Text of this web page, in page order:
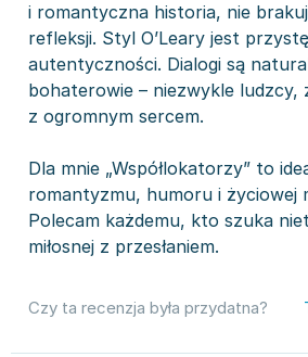
i romantyczna historia, nie
refleksji. Styl O’Leary jest
autentyczności. Dialogi są
bohaterowie – niezwykle ludzcy,
z ogromnym sercem.
Dla mnie „Współlokatorzy” to
romantyzmu, humoru i życiowej
Polecam każdemu, kto szuka
miłosnej z przesłaniem.
Czy ta recenzja była przydatna?